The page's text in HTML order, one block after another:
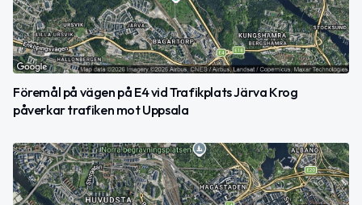
Föremål på vägen på E4 vid Trafikplats Järva Krog
påverkar trafiken mot Uppsala